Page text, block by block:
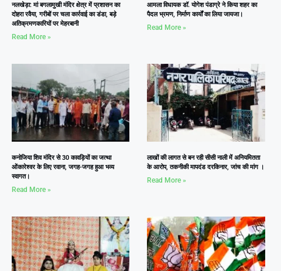
नलखेड़ा: मां बगलामुखी मंदिर क्षेत्र में प्रशासन का
दोहरा रवैया, गरीबों पर चला कार्रवाई का डंडा, बड़े
अतिक्रमणकारियों पर मेहरबानी
Read More »
आमला विधायक डॉ. योगेश पंडाग्रे ने किया शहर का
पैदल भ्रमण, निर्माण कार्यों का लिया जायजा।
Read More »
कनोजिया शिव मंदिर से 30 कावड़ियों का जत्था
ओंकारेश्वर के लिए रवाना, जगह-जगह हुआ भव्य
स्वागत।
Read More »
लाखों की लागत से बन रही सीसी नाली में अनियमितता
के आरोप, तकनीकी मापदंड दरकिनार, जांच की मांग ।
Read More »